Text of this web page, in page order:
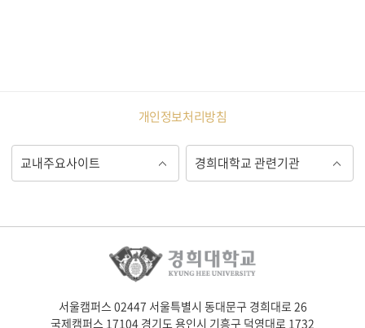
개인정보처리방침
서울캠퍼스 02447 서울특별시 동대문구 경희대로 26
국제캠퍼스 17104 경기도 용인시 기흥구 덕영대로 1732